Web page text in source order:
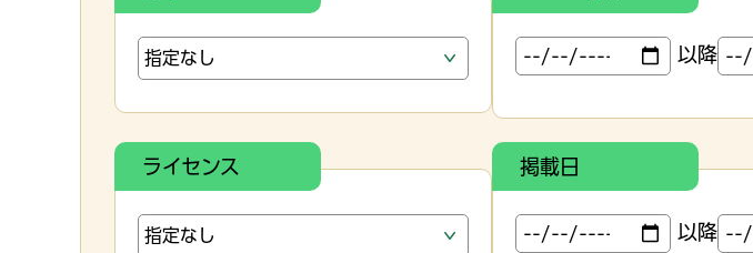
以降
ライセンス 掲載日
以降